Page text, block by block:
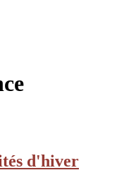
d'hiver